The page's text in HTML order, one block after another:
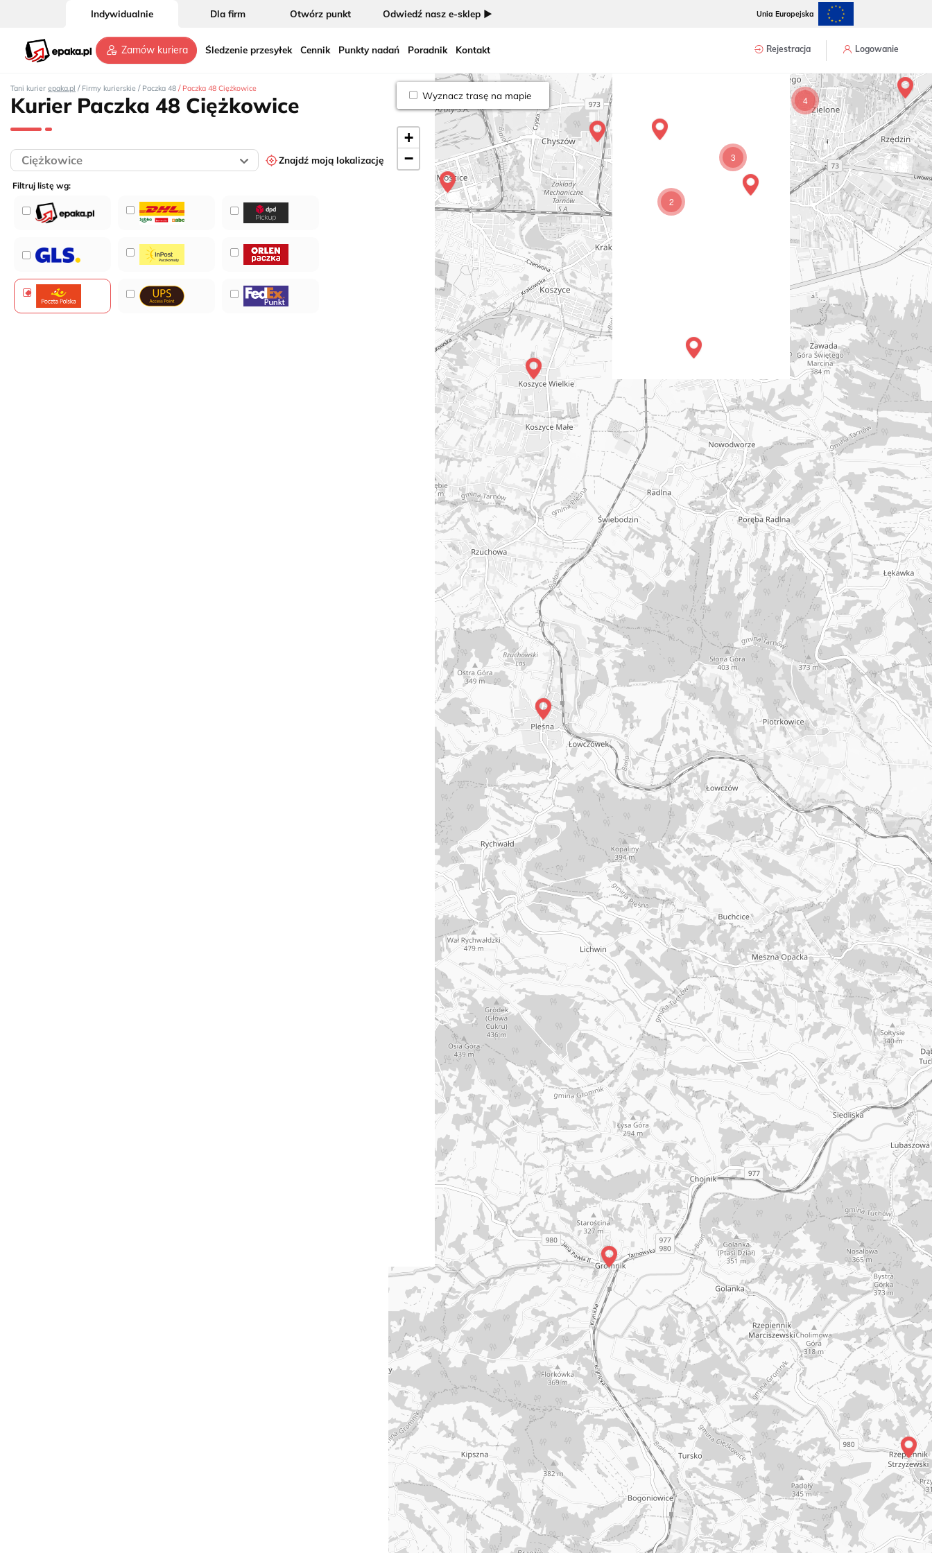
Indywidualnie Dla firm Otwórz punkt Odwiedź nasz e-sklep ► Unia Europejska
Zamów kuriera Śledzenie przesyłek Cennik Punkty nadań Poradnik Kontakt Rejestracja Logowanie
Tani kurier epaka.pl / Firmy kurierskie / Paczka 48 / Paczka 48 Ciężkowice
Kurier Paczka 48 Ciężkowice
Znajdź moją lokalizację
Filtruj listę wg:
Wyznacz trasę na mapie 4
2
3
+
−